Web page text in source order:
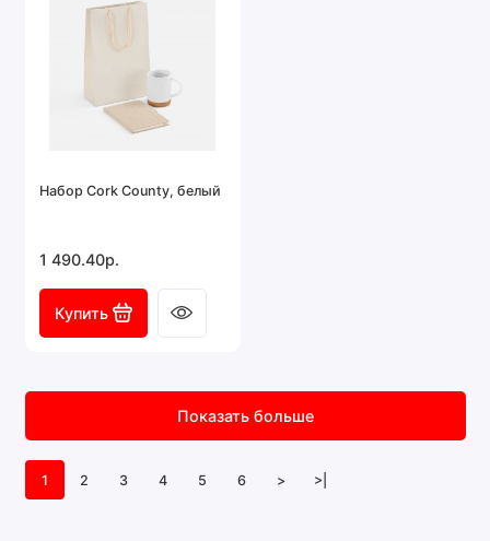
Набор Cork County, белый
1 490.40р.
Купить
1 2 3 4 5 6 > >|
Показать больше